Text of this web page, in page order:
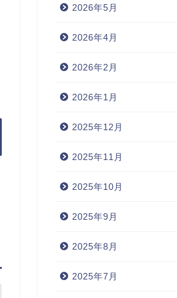
2026年5月
2026年4月
2026年2月
2026年1月
2025年12月
2025年11月
2025年10月
2025年9月
2025年8月
2025年7月